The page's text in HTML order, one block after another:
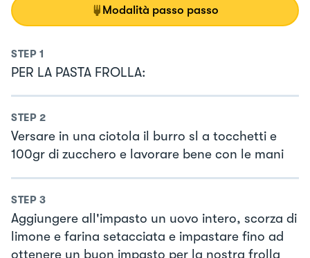
Modalità passo passo
STEP 1
PER LA PASTA FROLLA:
STEP 2
Versare in una ciotola il burro sl a tocchetti e
100gr di zucchero e lavorare bene con le mani
STEP 3
Aggiungere all'impasto un uovo intero, scorza di
limone e farina setacciata e impastare fino ad
ottenere un buon impasto per la nostra frolla